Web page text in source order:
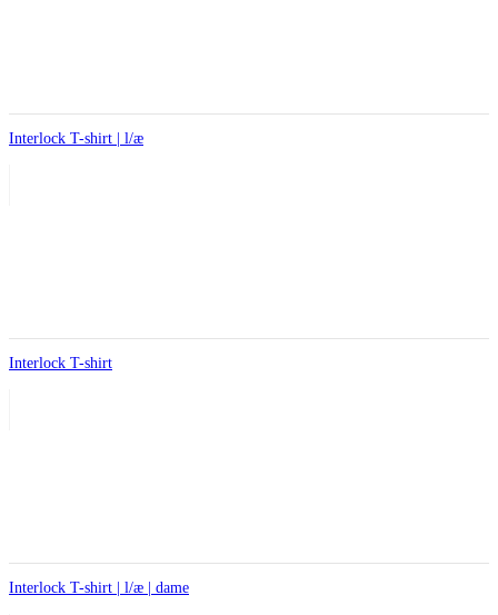
Interlock T-shirt | l/æ
Interlock T-shirt
Interlock T-shirt | l/æ | dame